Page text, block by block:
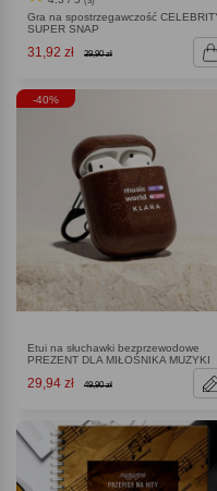
Gra na spostrzegawczość
SUPER SNAP
31,92 zł 39,90 zł
-40%
Etui na słuchawki bezprzewodowe
PREZENT DLA MIŁOŚNIKA MUZYKI
29,94 zł 49,90 zł